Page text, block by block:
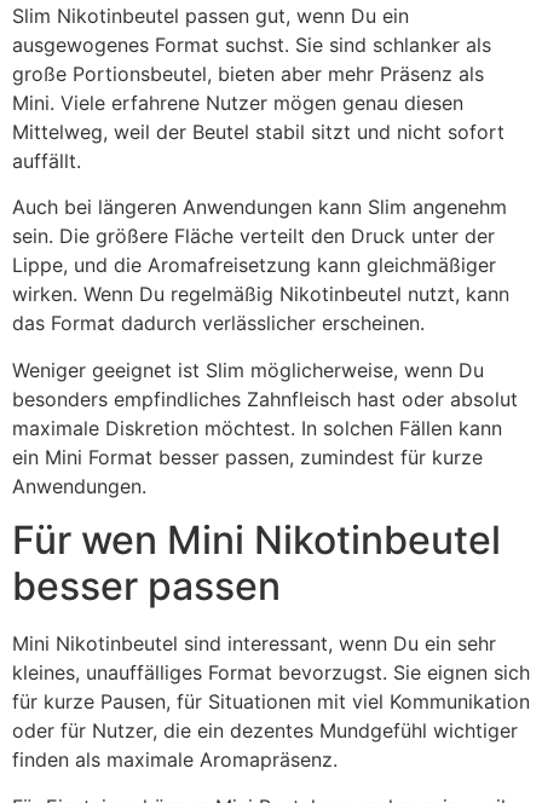
Slim Nikotinbeutel passen gut, wenn Du ein
ausgewogenes Format suchst. Sie sind schlanker als
große Portionsbeutel, bieten aber mehr Präsenz als
Mini. Viele erfahrene Nutzer mögen genau diesen
Mittelweg, weil der Beutel stabil sitzt und nicht sofort
auffällt.
Auch bei längeren Anwendungen kann Slim angenehm
sein. Die größere Fläche verteilt den Druck unter der
Lippe, und die Aromafreisetzung kann gleichmäßiger
wirken. Wenn Du regelmäßig Nikotinbeutel nutzt, kann
das Format dadurch verlässlicher erscheinen.
Weniger geeignet ist Slim möglicherweise, wenn Du
besonders empfindliches Zahnfleisch hast oder absolut
maximale Diskretion möchtest. In solchen Fällen kann
ein Mini Format besser passen, zumindest für kurze
Anwendungen.
Für wen Mini Nikotinbeutel
besser passen
Mini Nikotinbeutel sind interessant, wenn Du ein sehr
kleines, unauffälliges Format bevorzugst. Sie eignen sich
für kurze Pausen, für Situationen mit viel Kommunikation
oder für Nutzer, die ein dezentes Mundgefühl wichtiger
finden als maximale Aromapräsenz.